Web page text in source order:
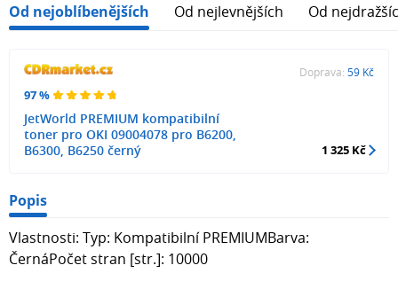
Od nejoblíbenějších Od nejlevnějších Od
97 %
JetWorld PREMIUM kompatibilní
toner pro OKI 09004078 pro B6200,
B6300, B6250 černý
Doprava: 59 Kč
1 325 Kč
Popis
Vlastnosti: Typ: Kompatibilní PREMIUMBarva:
ČernáPočet stran [str.]: 10000